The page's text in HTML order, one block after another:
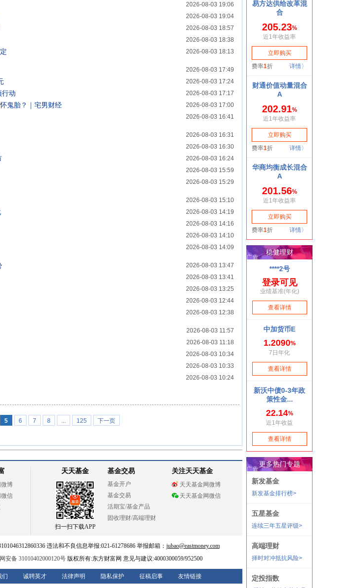
2026-08-03 19:06
2026-08-03 19:04
2026-08-03 18:57
2026-08-03 18:38
2026-08-03 18:13
2026-08-03 17:49
2026-08-03 17:24
2026-08-03 17:17
行动
2026-08-03 17:00
鬼胎？｜宅男财经
2026-08-03 16:41
2026-08-03 16:31
2026-08-03 16:30
2026-08-03 16:24
2026-08-03 15:59
2026-08-03 15:29
2026-08-03 15:10
2026-08-03 14:19
2026-08-03 14:16
2026-08-03 14:10
2026-08-03 14:09
2026-08-03 13:47
2026-08-03 13:41
2026-08-03 13:25
2026-08-03 12:44
2026-08-03 12:38
2026-08-03 11:57
2026-08-03 11:18
2026-08-03 10:34
2026-08-03 10:33
2026-08-03 10:24
5 6 7 8 ... 125 下一页
博
信
天天基金
扫一扫下载APP
基金交易
基金开户
基金交易
活期宝/基金产品
固收理财/高端理财
关注天天基金
天天基金网微博
天天基金网微信
违法和不良信息举报:021-61278686 举报邮箱： jubao@eastmoney.com
安备 31010402000120号版权所有:东方财富网 意见与建议:4000300059/952500
们 诚聘英才 法律声明 隐私保护 征稿启事 友情链接